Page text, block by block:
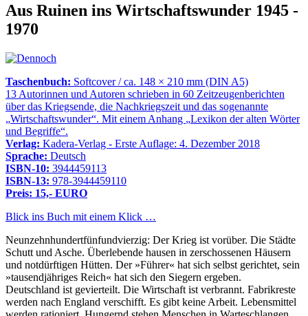
Aus Ruinen ins Wirtschaftswunder 1945 -
1970
Taschenbuch: Softcover / ca. 148 × 210 mm (DIN A5)
13 Autorinnen und Autoren schrieben in 60 Zeitzeugenberichten
über das Kriegsende, die Nachkriegszeit und das sogenannte
Wirtschaftswunder . Mit einem Anhang
Lexikon der alten Wörter
und Begriffe .
Verlag: Kadera-Verlag - Erste Auflage: 4. Dezember 2018
Sprache: Deutsch
ISBN-10: 3944459113
ISBN-13: 978-3944459110
Preis: 15,- EURO
Blick ins Buch mit einem Klick …
Neunzehnhundertfünfundvierzig: Der Krieg ist vorüber. Die Städte
Schutt und Asche. Überlebende hausen in zerschossenen Häusern
und notdürftigen Hütten. Der »Führer« hat sich selbst gerichtet, sein
»tausendjähriges Reich« hat sich den Siegern ergeben.
Deutschland ist gevierteilt. Die Wirtschaft ist verbrannt. Fabrikreste
werden nach England verschifft. Es gibt keine Arbeit. Lebensmittel